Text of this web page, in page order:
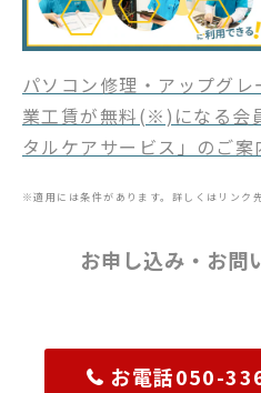
パソコン修理・アップグ
業工賃が無料(※)になる会
タルケアサービス」のご案
※適用には条件があります。詳しくはリンク
お申し込み・お問
お電話